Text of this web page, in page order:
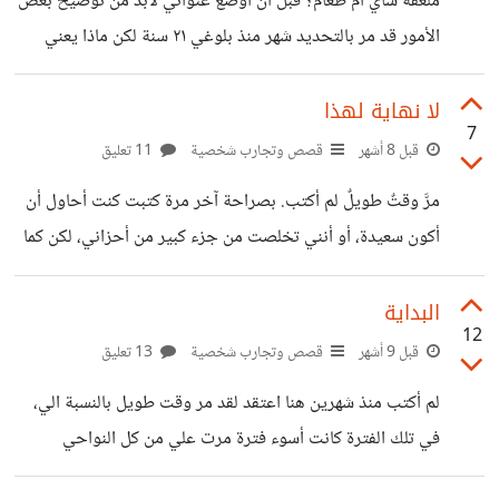
قريبتي و هي تكون صديقتي المهم منعني من الخروج وطلب
مني ان
الأمور قد مر بالتحديد شهر منذ بلوغي ٢١ سنة لكن ماذا يعني
هذا ببعض المجتمعات الشرق اوسطيه ومنها مجتمعي ، انا عمري
٢١ سنة لا يسمح لي بالخروج باخذ قرار يخصني بل حتى كوني
انثى وبحضور اخي الذكر الصغير الذي عمره ١٥ سنة ،لا يسمح
أمي دوما كوني ممتنه احمدي الله اسكتي والدك جيد انظري الى
باقي
7
لا نهاية لهذا
قبل 8 أشهر قصص وتجارب شخصية
مرَّ وقتٌ طويلٌ لم أكتب. بصراحة آخر مرة كتبت كنت أحاول أن
أكون سعيدة، أو أنني تخلصت من جزء كبير من أحزاني، لكن كما
قال أحدهم: إذا ذهبت مشكلة لا تفرح لأن المشكلة التالية ستكون
أكثر شدة. أنا زينب، شاركت العديد من مشاعري هنا. وبصراحة
بتلك الفترة الناس اللطيفين أريد شكرهم، كنت أقول لنفسي هذه
بعد شجار مع أبي بسبب قمعه لي كالعادة، يعني ولا يوجد أحد
يدافع. كنت
12
البداية
قبل 9 أشهر قصص وتجارب شخصية
لم أكتب منذ شهرين هنا اعتقد لقد مر وقت طويل بالنسبة الي،
في تلك الفترة كانت أسوء فترة مرت علي من كل النواحي
والكثير من الأشخاص هنا كانوا لطيفين جداً و التعليقات كانت